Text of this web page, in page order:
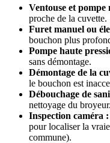
Ventouse et pompe
proche de la cuvette.
Furet manuel ou
bouchon plus
Pompe haute
sans démontage.
Démontage de la
le bouchon est
Débouchage de
nettoyage du broyeur.
Inspection caméra :
pour localiser la
commune).